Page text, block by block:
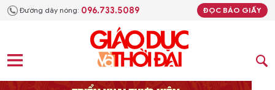
Đường dây nóng: 096.733.5089 ĐỌC BÁO GIẤY